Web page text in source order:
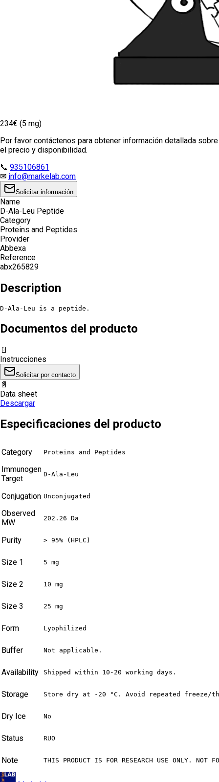
234€ (5 mg)
Por favor contáctenos para obtener información detallada sobre
el precio y disponibilidad.
📞 935106861
✉ info@markelab.com
Solicitar información
Name
D-Ala-Leu Peptide
Category
Proteins and Peptides
Provider
Abbexa
Reference
abx265829
Description
D-Ala-Leu is a peptide.
Documentos del producto
📄
Instrucciones
Solicitar por contacto
📄
Data sheet
Descargar
Especificaciones del producto
Category Proteins and Peptides
Immunogen
Target
D-Ala-Leu
Conjugation Unconjugated
Observed
MW
202.26 Da
Purity > 95% (HPLC)
Size 1 5 mg
Size 2 10 mg
Size 3 25 mg
Form Lyophilized
Buffer Not applicable.
Availability Shipped within 10-20 working days.
Storage Store dry at -20 °C. Avoid repeated freeze/
Dry Ice No
Status RUO
Note THIS PRODUCT IS FOR RESEARCH USE ONLY. NOT